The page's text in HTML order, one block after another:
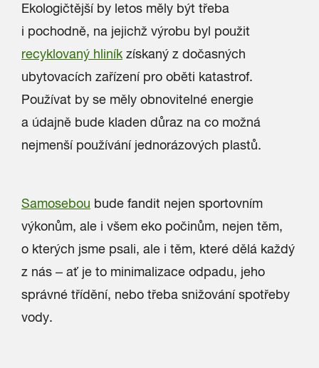
Ekologičtější by letos měly být třeba
i pochodně, na jejichž výrobu byl použit
recyklovaný hliník získaný z dočasných
ubytovacích zařízení pro oběti katastrof.
Používat by se měly obnovitelné energie
a údajně bude kladen důraz na co možná
nejmenší používání jednorázových plastů.
Samosebou bude fandit nejen sportovním
výkonům, ale i všem eko počinům, nejen těm,
o kterých jsme psali, ale i těm, které dělá každý
z nás – ať je to minimalizace odpadu, jeho
správné třídění, nebo třeba snižování spotřeby
vody.